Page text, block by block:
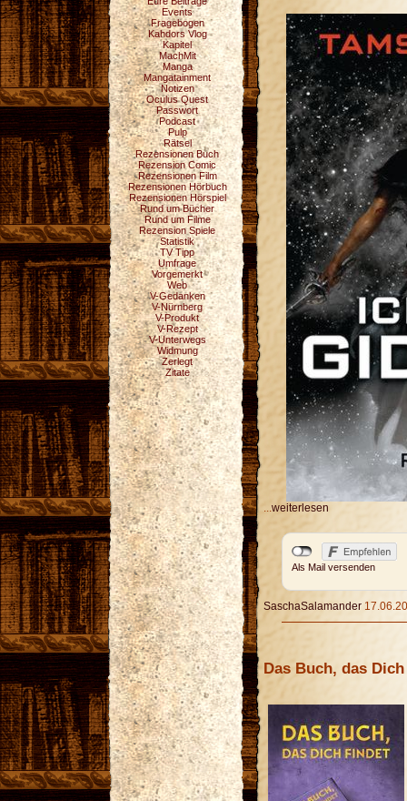
Events
Fragebogen
Kahdors Vlog
Kapitel
MachMit
Manga
Mangatainment
Notizen
Oculus Quest
Passwort
Podcast
Pulp
Rätsel
Rezensionen Buch
Rezension Comic
Rezensionen Film
Rezensionen Hörbuch
Rezensionen Hörspiel
Rund um Bücher
Rund um Filme
Rezension Spiele
Statistik
TV Tipp
Umfrage
Vorgemerkt
Web
V-Gedanken
V-Nürnberg
V-Produkt
V-Rezept
V-Unterwegs
Widmung
Zerlegt
Zitate
...weiterlesen
Als Mail versenden
SaschaSalamander
Das Buch, das